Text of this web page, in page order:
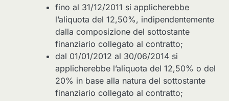
fino al 31/12/2011 si applicherebbe
l’aliquota del 12,50%, indipendentemente
dalla composizione del sottostante
finanziario collegato al contratto;
dal 01/01/2012 al 30/06/2014 si
applicherebbe l’aliquota del 12,50% o del
20% in base alla natura del sottostante
finanziario collegato al contratto;